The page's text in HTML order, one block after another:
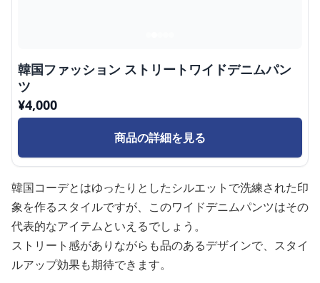
韓国ファッション ストリートワイドデニムパン
ツ
¥4,000
商品の詳細を見る
韓国コーデとはゆったりとしたシルエットで洗練された印
象を作るスタイルですが、このワイドデニムパンツはその
代表的なアイテムといえるでしょう。
ストリート感がありながらも品のあるデザインで、スタイ
ルアップ効果も期待できます。